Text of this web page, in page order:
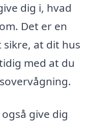
dig i, hvad
Det er en
at dit hus
med at du
give dig